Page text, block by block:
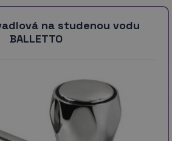
na studenou vodu
BALLETTO